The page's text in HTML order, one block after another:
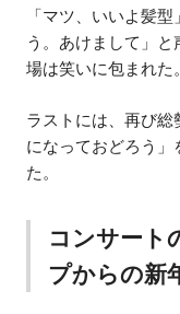
「マツ、いいよ髪
う。あけまして」
場は笑いに包まれた。
ラストには、再び総
になっておどろう
た。
コンサート
プからの新